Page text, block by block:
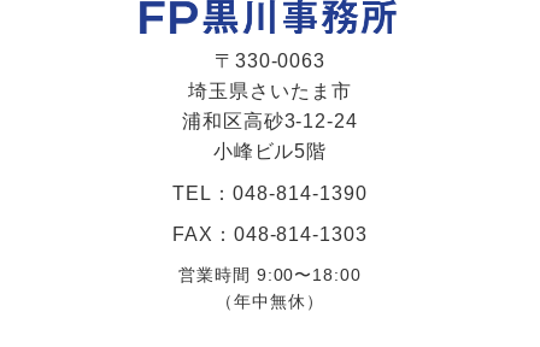
〒330-0063
埼玉県さいたま市
浦和区高砂3-12-24
小峰ビル5階
TEL：048-814-1390
FAX：048-814-1303
営業時間 9:00〜18:00
（年中無休）